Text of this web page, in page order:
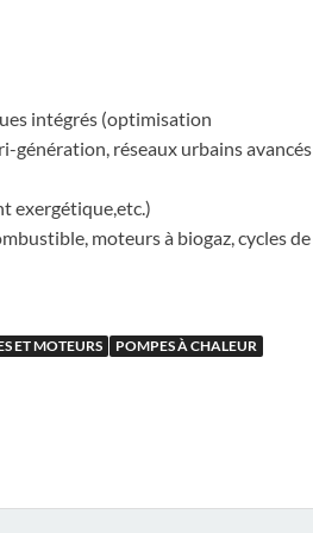
intégrés (optimisation
génération, réseaux urbains avancés
exergétique,etc.)
moteurs à biogaz, cycles de
ET MOTEURS
POMPES À CHALEUR